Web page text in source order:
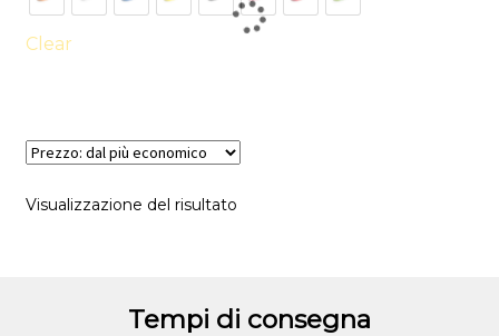
più
Clear
Visualizzazione del risultato
Tempi di consegna